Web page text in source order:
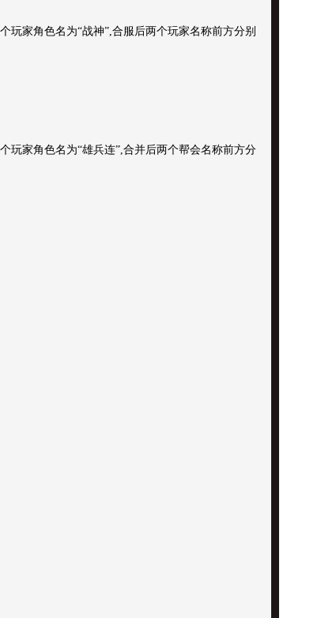
玩家角色名为“战神”,合服后两个玩家名称前方分别
玩家角色名为“雄兵连”,合并后两个帮会名称前方分